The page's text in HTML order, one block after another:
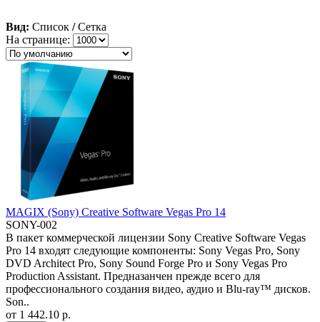
Вид: Список / Сетка
На странице:
MAGIX (Sony) Creative Software Vegas Pro 14
SONY-002
В пакет коммерческой лицензии Sony Creative Software Vegas
Pro 14 входят следующие компоненты: Sony Vegas Pro, Sony
DVD Architect Pro, Sony Sound Forge Pro и Sony Vegas Pro
Production Assistant. Предназанчен прежде всего для
профессионального создания видео, аудио и Blu-ray™ дисков.
Son..
от 1 442.10 р.